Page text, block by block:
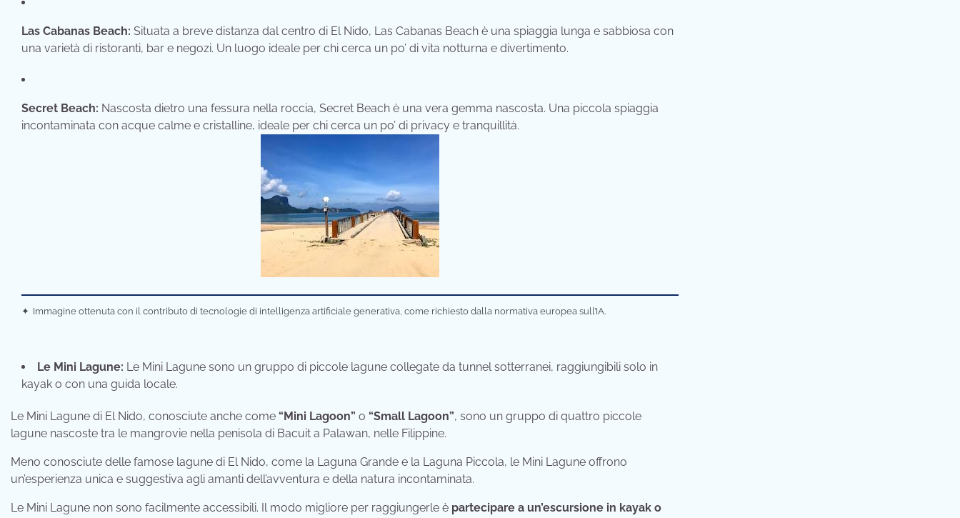
Las Cabanas Beach: Situata a breve distanza dal centro di El Nido, Las Cabanas Beach è una spiaggia lunga e sabbiosa con
una varietà di ristoranti, bar e negozi. Un luogo ideale per chi cerca un po’ di vita notturna e divertimento.
Secret Beach: Nascosta dietro una fessura nella roccia, Secret Beach è una vera gemma nascosta. Una piccola spiaggia
incontaminata con acque calme e cristalline, ideale per chi cerca un po’ di privacy e tranquillità.
✦ Immagine ottenuta con il contributo di tecnologie di intelligenza artificiale generativa, come richiesto dalla normativa europea sull’IA.
Le Mini Lagune: Le Mini Lagune sono un gruppo di piccole lagune collegate da tunnel sotterranei, raggiungibili solo in
kayak o con una guida locale.
Le Mini Lagune di El Nido, conosciute anche come “Mini Lagoon” o “Small Lagoon”, sono un gruppo di quattro piccole
lagune nascoste tra le mangrovie nella penisola di Bacuit a Palawan, nelle Filippine.
Meno conosciute delle famose lagune di El Nido, come la Laguna Grande e la Laguna Piccola, le Mini Lagune offrono
un’esperienza unica e suggestiva agli amanti dell’avventura e della natura incontaminata.
Le Mini Lagune non sono facilmente accessibili. Il modo migliore per raggiungerle è partecipare a un’escursione in kayak o